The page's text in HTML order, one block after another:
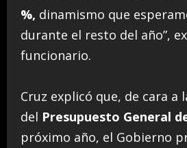
%, dinamismo que
durante el resto del año”,
funcionario.
Cruz explicó que, de cara a
del Presupuesto General
próximo año, el Gobierno